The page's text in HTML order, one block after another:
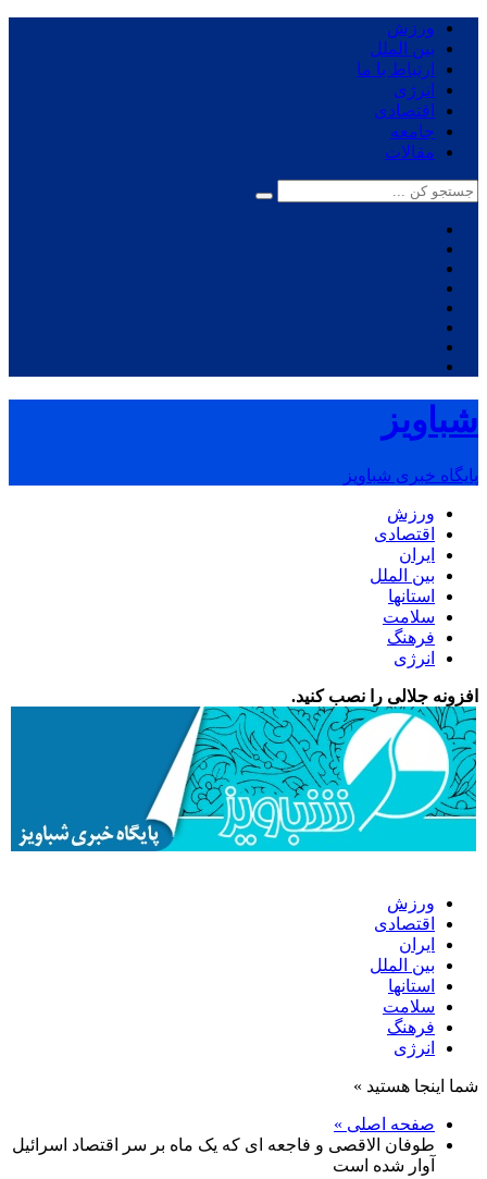
ورزش
بین الملل
ارتباط با ما
انرژی
اقتصادی
جامعه
مقالات
شباویز
پایگاه خبری شباویز
ورزش
اقتصادی
ایران
بین الملل
استانها
سلامت
فرهنگ
انرژی
افزونه جلالی را نصب کنید.
ورزش
اقتصادی
ایران
بین الملل
استانها
سلامت
فرهنگ
انرژی
شما اینجا هستید »
صفحه اصلی »
طوفان الاقصی و فاجعه ای که یک ماه بر سر اقتصاد اسرائیل
آوار شده است